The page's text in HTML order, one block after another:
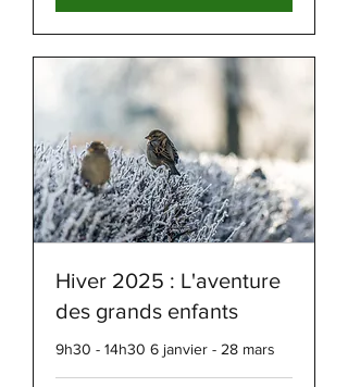
Hiver 2025 : L'aventure
des grands enfants
9h30 - 14h30 6 janvier - 28 mars